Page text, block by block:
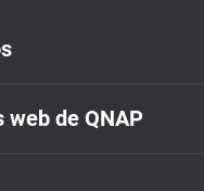
de QNAP